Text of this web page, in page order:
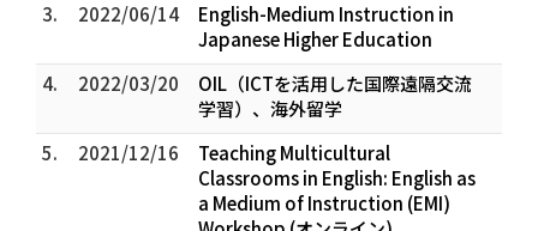
3.
2022/06/14
English-Medium Instruction in
Japanese Higher Education
4.
2022/03/20
OIL（ICTを活用した国際遠隔交流
学習）、海外留学
5.
2021/12/16
Teaching Multicultural
Classrooms in English: English as
a Medium of Instruction (EMI)